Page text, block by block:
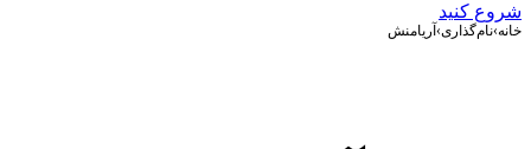
شروع کنید
خانه›نام‌گذاری› آریامنش